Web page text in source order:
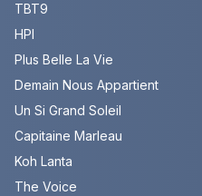
TBT9
HPI
Plus Belle La Vie
Demain Nous Appartient
Un Si Grand Soleil
Capitaine Marleau
Koh Lanta
The Voice